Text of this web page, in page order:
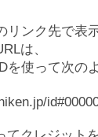
リンク先で表
は、
を使って次の